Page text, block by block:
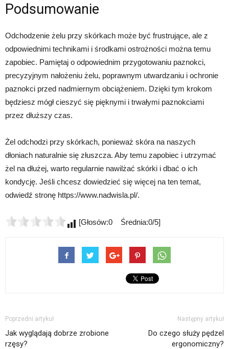
Podsumowanie
Odchodzenie żelu przy skórkach może być frustrujące, ale z
odpowiednimi technikami i środkami ostrożności można temu
zapobiec. Pamiętaj o odpowiednim przygotowaniu paznokci,
precyzyjnym nałożeniu żelu, poprawnym utwardzaniu i ochronie
paznokci przed nadmiernym obciążeniem. Dzięki tym krokom
będziesz mógł cieszyć się pięknymi i trwałymi paznokciami
przez dłuższy czas.
Żel odchodzi przy skórkach, ponieważ skóra na naszych
dłoniach naturalnie się złuszcza. Aby temu zapobiec i utrzymać
żel na dłużej, warto regularnie nawilżać skórki i dbać o ich
kondycję. Jeśli chcesz dowiedzieć się więcej na ten temat,
odwiedź stronę https://www.nadwisla.pl/.
[Głosów:0 Średnia:0/5]
Poprzedni artykuł
Jak wyglądają dobrze zrobione
rzęsy?
Następny artykuł
Do czego służy pędzel
ergonomiczny?